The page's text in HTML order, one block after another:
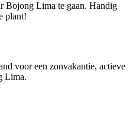
Bojong Lima te gaan. Handig
plant!
voor een zonvakantie, actieve
Lima.